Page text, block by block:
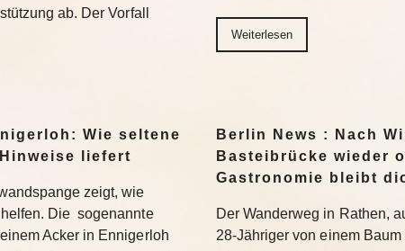
ab. Der Vorfall
Weiterlesen
Wie seltene
liefert
zeigt, wie
Die sogenannte
Acker in Ennigerloh
Berlin News : Nach
Basteibrücke wieder
Gastronomie bleibt
Der Wanderweg in Rathen,
28-Jähriger von einem